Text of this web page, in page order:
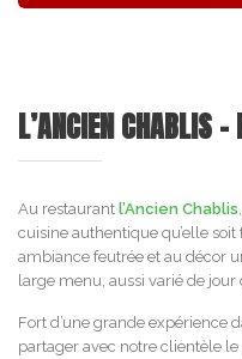
L’ANCIEN CHABLIS -
Au restaurant l’Ancien Chablis
cuisine authentique qu’elle
ambiance feutrée et au décor
large menu, aussi varié de jour
Fort d’une grande expérience
partager avec notre clientèle le